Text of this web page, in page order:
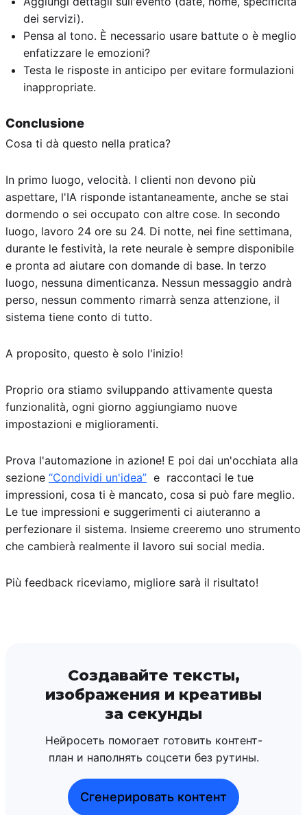
dei servizi).
Pensa al tono. È necessario usare battute o è meglio
enfatizzare le emozioni?
Testa le risposte in anticipo per evitare formulazioni
inappropriate.
Conclusione
Cosa ti dà questo nella pratica?
In primo luogo, velocità. I clienti non devono più
aspettare, l'IA risponde istantaneamente, anche se stai
dormendo o sei occupato con altre cose. In secondo
luogo, lavoro 24 ore su 24. Di notte, nei fine settimana,
durante le festività, la rete neurale è sempre disponibile
e pronta ad aiutare con domande di base. In terzo
luogo, nessuna dimenticanza. Nessun messaggio andrà
perso, nessun commento rimarrà senza attenzione, il
sistema tiene conto di tutto.
A proposito, questo è solo l'inizio!
Proprio ora stiamo sviluppando attivamente questa
funzionalità, ogni giorno aggiungiamo nuove
impostazioni e miglioramenti.
Prova l'automazione in azione! E poi dai un'occhiata alla
sezione “Condividi un'idea” e raccontaci le tue
impressioni, cosa ti è mancato, cosa si può fare meglio.
Le tue impressioni e suggerimenti ci aiuteranno a
perfezionare il sistema. Insieme creeremo uno strumento
che cambierà realmente il lavoro sui social media.
Più feedback riceviamo, migliore sarà il risultato!
Создавайте тексты,
изображения и креативы
за секунды
Нейросеть помогает готовить контент-
план и наполнять соцсети без рутины.
Сгенерировать контент